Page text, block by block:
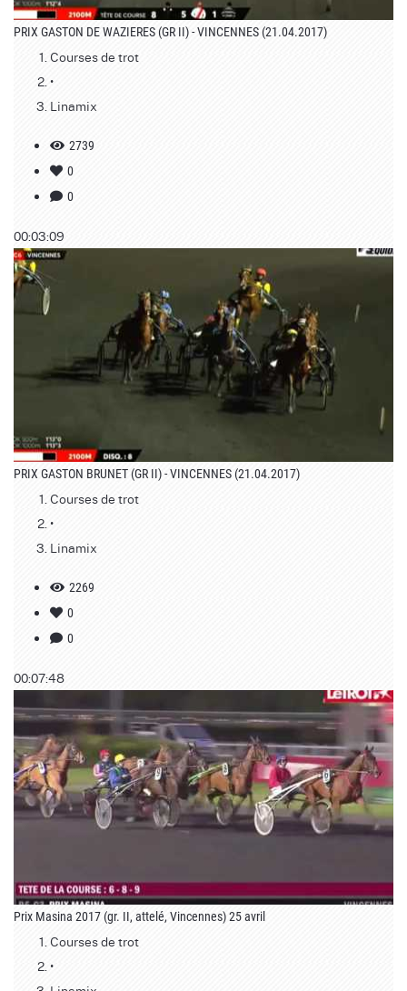
PRIX GASTON DE WAZIERES (GR II) - VINCENNES (21.04.2017)
Courses de trot
•
Linamix
2739
0
0
00:03:09
PRIX GASTON BRUNET (GR II) - VINCENNES (21.04.2017)
Courses de trot
•
Linamix
2269
0
0
00:07:48
Prix Masina 2017 (gr. II, attelé, Vincennes) 25 avril
Courses de trot
•